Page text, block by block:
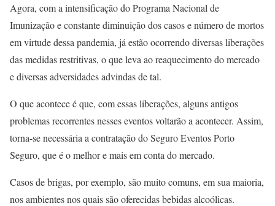
Agora, com a intensificação do Programa Nacional de
Imunização e constante diminuição dos casos e número de mortos
em virtude dessa pandemia, já estão ocorrendo diversas liberações
das medidas restritivas, o que leva ao reaquecimento do mercado
e diversas adversidades advindas de tal.
O que acontece é que, com essas liberações, alguns antigos
problemas recorrentes nesses eventos voltarão a acontecer. Assim,
torna-se necessária a contratação do Seguro Eventos Porto
Seguro, que é o melhor e mais em conta do mercado.
Casos de brigas, por exemplo, são muito comuns, em sua maioria,
nos ambientes nos quais são oferecidas bebidas alcoólicas.